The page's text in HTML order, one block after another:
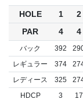
HOLE 1 2
PAR
4 4
バック 392
レギュラー
374
レディース
325
HDCP
3 17